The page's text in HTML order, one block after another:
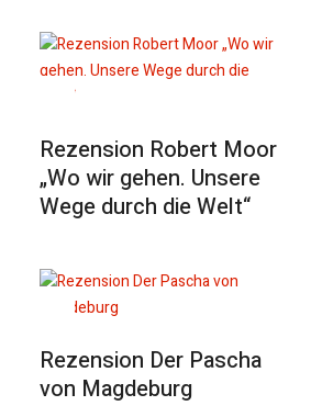
Rezension Robert Moor
„Wo wir gehen. Unsere
Wege durch die Welt“
Rezension Der Pascha
von Magdeburg